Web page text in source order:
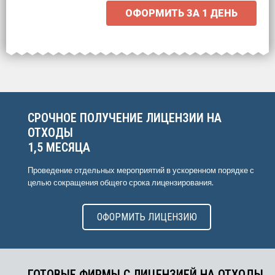
ОФОРМИТЬ ЗА 1 ДЕНЬ
для начала расчёта.
СРОЧНОЕ ПОЛУЧЕНИЕ ЛИЦЕНЗИИ НА
ОТХОДЫ
1,5 МЕСЯЦА
Проведение отдельных мероприятий в ускоренном порядке с
целью сокращения общего срока лицензирования.
ОФОРМИТЬ ЛИЦЕНЗИЮ